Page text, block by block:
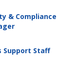
& Compliance
Support Staff